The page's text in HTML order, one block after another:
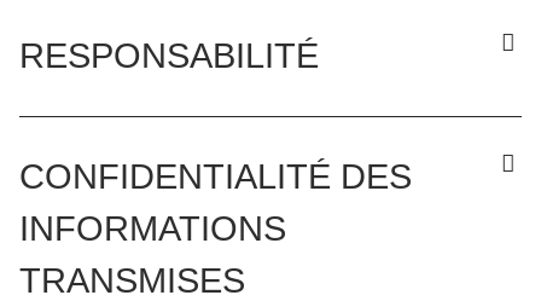
RESPONSABILITÉ
CONFIDENTIALITÉ DES
INFORMATIONS
TRANSMISES